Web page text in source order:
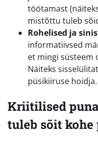
töötamast
mistõttu tuleb
Rohelised ja
informatiivsed
et mingi süsteem
Näiteks
püsikiiruse hoidja.
Kriitilised
tuleb sõit kohe